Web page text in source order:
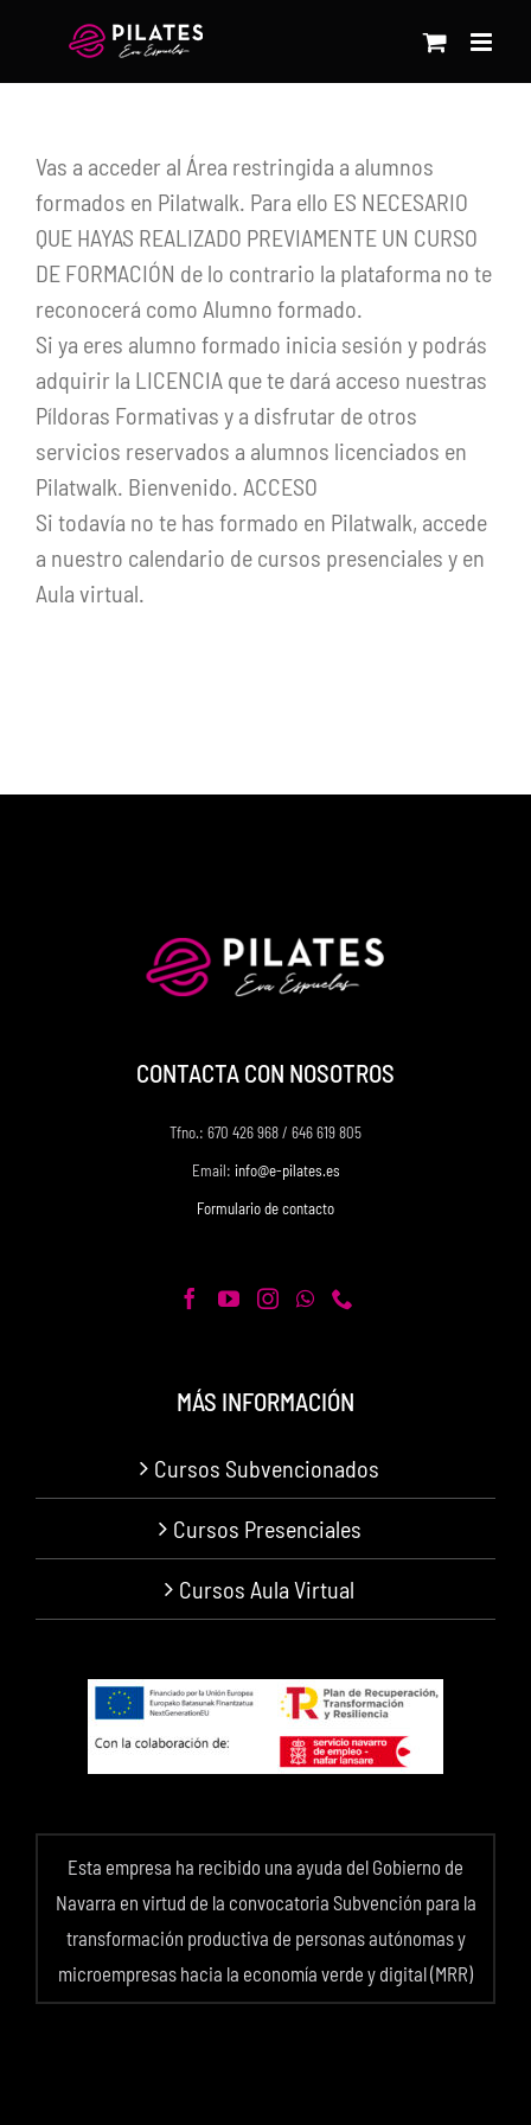
contenido
Vas a acceder al Área restringida a alumnos
formados en Pilatwalk. Para ello ES NECESARIO
QUE HAYAS REALIZADO PREVIAMENTE UN CURSO
DE FORMACIÓN de lo contrario la plataforma no te
reconocerá como Alumno formado.
Si ya eres alumno formado inicia sesión y podrás
adquirir la LICENCIA que te dará acceso nuestras
Píldoras Formativas y a disfrutar de otros
servicios reservados a alumnos licenciados en
Pilatwalk. Bienvenido. ACCESO
Si todavía no te has formado en Pilatwalk, accede
a nuestro calendario de cursos presenciales y en
Aula virtual.
CONTACTA CON NOSOTROS
Tfno.: 670 426 968 / 646 619 805
Email: info@e-pilates.es
Formulario de contacto
MÁS INFORMACIÓN
Cursos Subvencionados
Cursos Presenciales
Cursos Aula Virtual
Esta empresa ha recibido una ayuda del Gobierno de
Navarra en virtud de la convocatoria Subvención para la
transformación productiva de personas autónomas y
microempresas hacia la economía verde y digital (MRR)